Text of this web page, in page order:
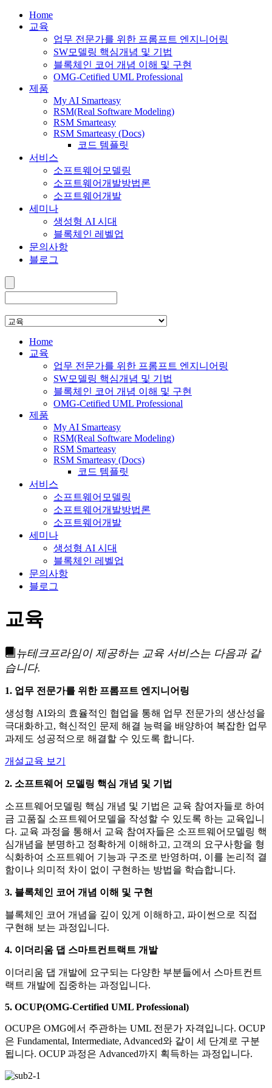
Home
교육
업무 전문가를 위한 프롬프트 엔지니어링
SW모델링 핵심개념 및 기법
블록체인 코어 개념 이해 및 구현
OMG-Cetified UML Professional
제품
My AI Smarteasy
RSM(Real Software Modeling)
RSM Smarteasy
RSM Smarteasy (Docs)
코드 템플릿
서비스
소프트웨어모델링
소프트웨어개발방법론
소프트웨어개발
세미나
생성형 AI 시대
블록체인 레벨업
문의사항
블로그
Home
교육
업무 전문가를 위한 프롬프트 엔지니어링
SW모델링 핵심개념 및 기법
블록체인 코어 개념 이해 및 구현
OMG-Cetified UML Professional
제품
My AI Smarteasy
RSM(Real Software Modeling)
RSM Smarteasy
RSM Smarteasy (Docs)
코드 템플릿
서비스
소프트웨어모델링
소프트웨어개발방법론
소프트웨어개발
세미나
생성형 AI 시대
블록체인 레벨업
문의사항
블로그
교육
뉴테크프라임이 제공하는 교육 서비스는 다음과 같
습니다.
1. 업무 전문가를 위한 프롬프트 엔지니어링
생성형 AI와의 효율적인 협업을 통해 업무 전문가의 생산성을
극대화하고, 혁신적인 문제 해결 능력을 배양하여 복잡한 업무
과제도 성공적으로 해결할 수 있도록 합니다.
개설교육 보기
2. 소프트웨어 모델링 핵심 개념 및 기법
소프트웨어모델링 핵심 개념 및 기법은 교육 참여자들로 하여
금 고품질 소프트웨어모델을 작성할 수 있도록 하는 교육입니
다. 교육 과정을 통해서 교육 참여자들은 소프트웨어모델링 핵
심개념을 분명하고 정확하게 이해하고, 고객의 요구사항을 형
식화하여 소프트웨어 기능과 구조로 반영하며, 이를 논리적 결
함이나 의미적 차이 없이 구현하는 방법을 학습합니다.
3. 블록체인 코어 개념 이해 및 구현
블록체인 코어 개념을 깊이 있게 이해하고, 파이썬으로 직접
구현해 보는 과정입니다.
4. 이더리움 댑 스마트컨트랙트 개발
이더리움 댑 개발에 요구되는 다양한 부분들에서 스마트컨트
랙트 개발에 집중하는 과정입니다.
5. OCUP(OMG-Certified UML Professional)
OCUP은 OMG에서 주관하는 UML 전문가 자격입니다. OCUP
은 Fundamental, Intermediate, Advanced와 같이 세 단계로 구분
됩니다. OCUP 과정은 Advanced까지 획득하는 과정입니다.